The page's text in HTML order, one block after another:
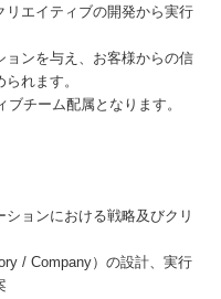
リエイティブの開発から実行
ョンを与え、お客様からの信
れます。
チーム配属となります。
ションにおける戦略及びクリ
/ Company）の設計、実行